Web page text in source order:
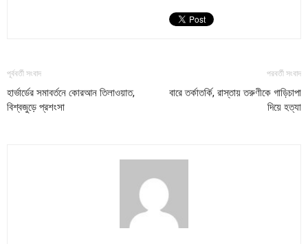
পূর্ববর্তী সংবাদ
হার্ভার্ডের সমাবর্তনে কোরআন তিলাওয়াত,
বিশ্বজুড়ে প্রশংসা
পরবর্তী সংবাদ
বারে তর্কাতর্কি, রাস্তায় তরুণীকে গাড়িচাপা
দিয়ে হত্যা